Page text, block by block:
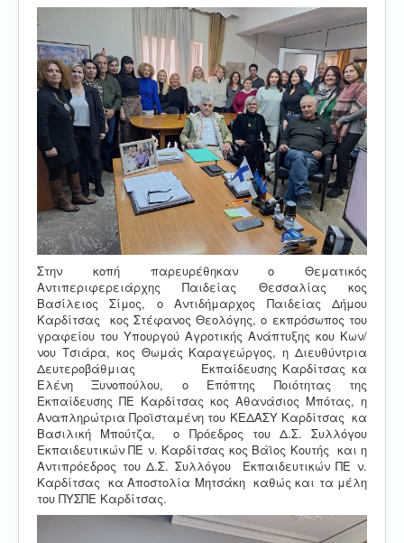
Στην κοπή παρευρέθηκαν ο Θεματικός
Αντιπεριφερειάρχης Παιδείας Θεσσαλίας κος
Βασίλειος Σίμος, ο Αντιδήμαρχος Παιδείας Δήμου
Καρδίτσας κος Στέφανος Θεολόγης, ο εκπρόσωπος του
γραφείου του Υπουργού Αγροτικής Ανάπτυξης κου Κων/
νου Τσιάρα, κος Θωμάς Καραγεώργος, η Διευθύντρια
Δευτεροβάθμιας Εκπαίδευσης Καρδίτσας κα
Ελένη Ξυνοπούλου, ο Επόπτης Ποιότητας της
Εκπαίδευσης ΠΕ Καρδίτσας κος Αθανάσιος Μπότας, η
Αναπληρώτρια Προϊσταμένη του ΚΕΔΑΣΥ Καρδίτσας κα
Βασιλική Μπούτζα, ο Πρόεδρος του Δ.Σ. Συλλόγου
Εκπαιδευτικών ΠΕ ν. Καρδίτσας κος Βάϊος Κουτής και η
Αντιπρόεδρος του Δ.Σ. Συλλόγου Εκπαιδευτικών ΠΕ ν.
Καρδίτσας κα Αποστολία Μητσάκη καθώς και τα μέλη
του ΠΥΣΠΕ Καρδίτσας.